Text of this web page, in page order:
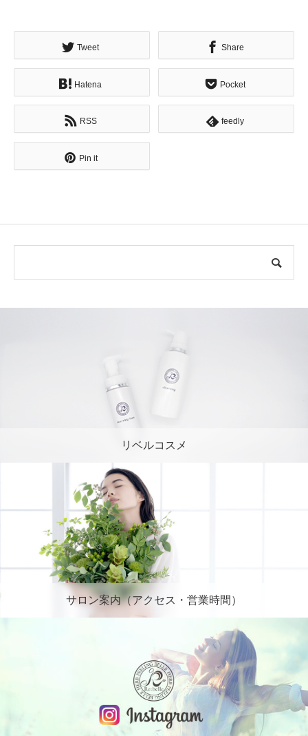
Tweet Share
Hatena Pocket
RSS feedly
Pin it
リベルコスメ
サロン案内（アクセス・営業時間）